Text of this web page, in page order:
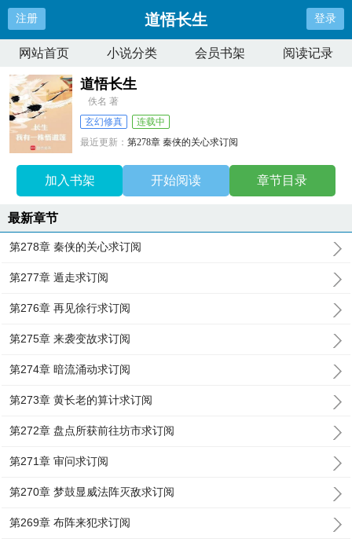
注册 道悟长生 登录
网站首页 小说分类 会员书架 阅读记录
道悟长生
佚名 著
玄幻修真
连载中
最近更新：第278章 秦侠的关心求订阅
加入书架 开始阅读 章节目录
最新章节
第278章 秦侠的关心求订阅
第277章 遁走求订阅
第276章 再见徐行求订阅
第275章 来袭变故求订阅
第274章 暗流涌动求订阅
第273章 黄长老的算计求订阅
第272章 盘点所获前往坊市求订阅
第271章 审问求订阅
第270章 梦鼓显威法阵灭敌求订阅
第269章 布阵来犯求订阅